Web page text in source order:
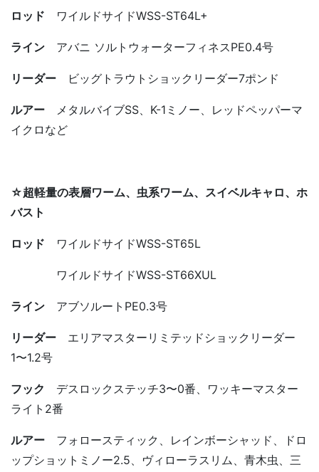
ロッド ワイルドサイドWSS-ST64L+
ライン アバニ ソルトウォーターフィネスPE0.4号
リーダー ビッグトラウトショックリーダー7ポンド
ルアー
メタルバイブSS、K-1ミノー、レッドペッパーマ
イクロなど
☆超軽量の表層ワーム、虫系ワーム、スイベルキャロ、ホ
バスト
ロッド ワイルドサイドWSS-ST65L
ワイルドサイドWSS-ST66XUL
ライン アブソルートPE0.3号
リーダー エリアマスターリミテッドショックリーダー
1〜1.2号
フック デスロックステッチ3〜0番、ワッキーマスター
ライト2番
ルアー フォロースティック、レインボーシャッド、ドロ
ップショットミノー2.5、ヴィローラスリム、青木虫、三